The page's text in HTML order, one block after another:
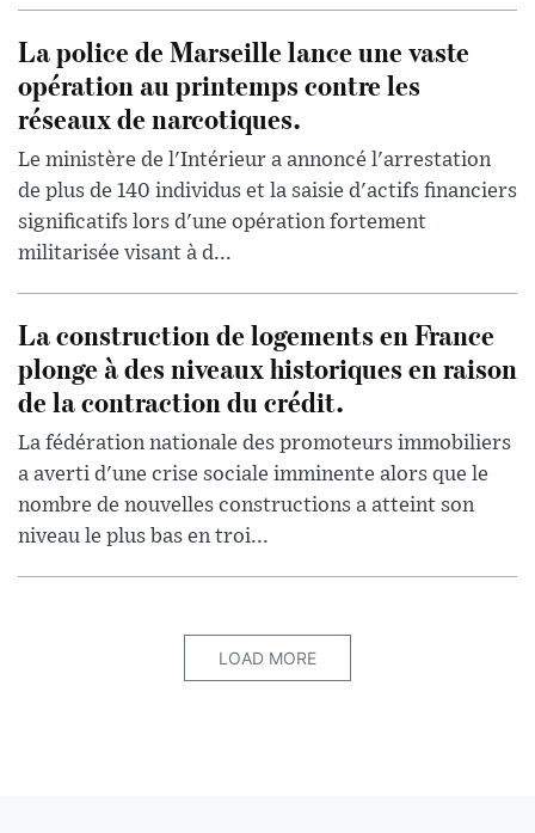
La police de Marseille lance une vaste
opération au printemps contre les
réseaux de narcotiques.
Le ministère de l'Intérieur a annoncé l'arrestation
de plus de 140 individus et la saisie d'actifs financiers
significatifs lors d'une opération fortement
militarisée visant à d...
La construction de logements en France
plonge à des niveaux historiques en raison
de la contraction du crédit.
La fédération nationale des promoteurs immobiliers
a averti d'une crise sociale imminente alors que le
nombre de nouvelles constructions a atteint son
niveau le plus bas en troi...
LOAD MORE